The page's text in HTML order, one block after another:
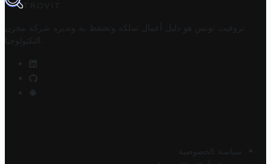
TROVIT
تروفيت تونس هو دليل أعمال تملكه وتحتفظ به وتديره
شركة مخزن
التكنولوجيا
سياسة الخصوصية